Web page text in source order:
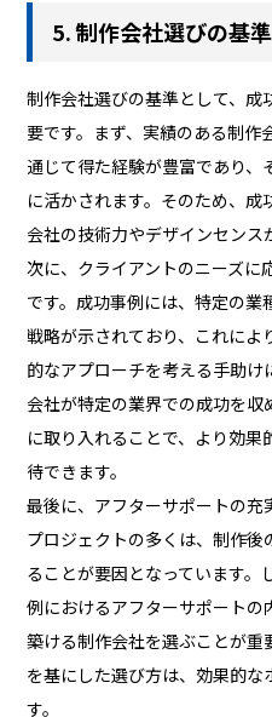
5. 制作会社選びの基
制作会社選びの基準として、
要です。まず、実績のある制作
通じて得た経験が豊富であり、
に活かされます。そのため、成
会社の技術力やデザインセンス
次に、クライアントのニーズに
です。成功事例には、特定の
戦略が示されており、これに
的なアプローチを考える手助
会社が特定の業界での成功を
に取り入れることで、より効
待できます。
最後に、アフターサポートの
プロジェクトの多くは、制作
ることが要因となっています。
例におけるアフターサポート
築ける制作会社を選ぶことが
を基にした選び方は、効果的
す。